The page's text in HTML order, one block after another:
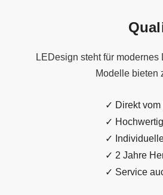
LEDesign steht für
Modelle bieten
✓ Direkt vom
✓
✓
✓ 2 Jahre
✓ Service